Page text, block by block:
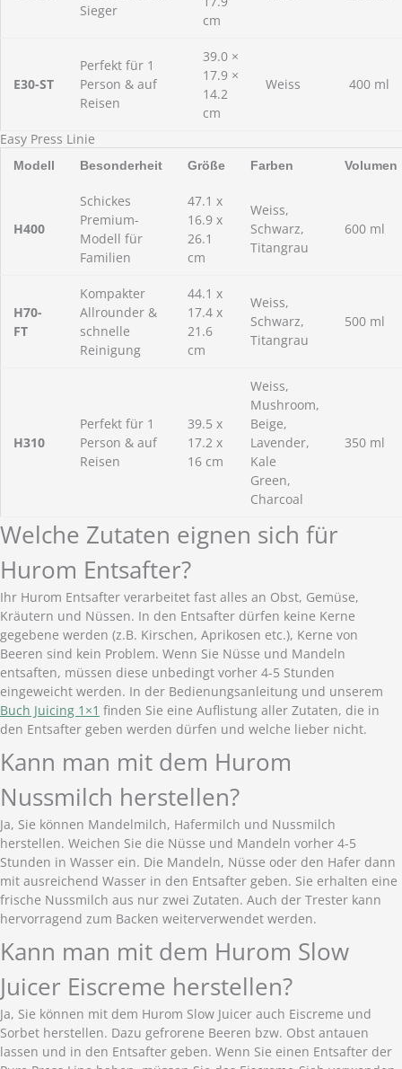
Sieger
cm
E30-ST
Perfekt für 1
Person & auf
Reisen
39.0 ×
17.9 ×
14.2
cm
Weiss 400 ml
Easy Press Linie
Modell Besonderheit Größe Farben Volumen
H400
Schickes
Premium-
Modell für
Familien
47.1 x
16.9 x
26.1
cm
Weiss,
Schwarz,
Titangrau
600 ml
H70-
FT
Kompakter
Allrounder &
schnelle
Reinigung
44.1 x
17.4 x
21.6
cm
Weiss,
Schwarz,
Titangrau
500 ml
H310
Perfekt für 1
Person & auf
Reisen
39.5 x
17.2 x
16 cm
Weiss,
Mushroom,
Beige,
Lavender,
Kale
Green,
Charcoal
350 ml
Welche Zutaten eignen sich für
Hurom Entsafter?
Ihr Hurom Entsafter verarbeitet fast alles an Obst, Gemüse,
Kräutern und Nüssen. In den Entsafter dürfen keine Kerne
gegebene werden (z.B. Kirschen, Aprikosen etc.), Kerne von
Beeren sind kein Problem. Wenn Sie Nüsse und Mandeln
entsaften, müssen diese unbedingt vorher 4-5 Stunden
eingeweicht werden. In der Bedienungsanleitung und unserem
Buch Juicing 1×1 finden Sie eine Auflistung aller Zutaten, die in
den Entsafter geben werden dürfen und welche lieber nicht.
Kann man mit dem Hurom
Nussmilch herstellen?
Ja, Sie können Mandelmilch, Hafermilch und Nussmilch
herstellen. Weichen Sie die Nüsse und Mandeln vorher 4-5
Stunden in Wasser ein. Die Mandeln, Nüsse oder den Hafer dann
mit ausreichend Wasser in den Entsafter geben. Sie erhalten eine
frische Nussmilch aus nur zwei Zutaten. Auch der Trester kann
hervorragend zum Backen weiterverwendet werden.
Kann man mit dem Hurom Slow
Juicer Eiscreme herstellen?
Ja, Sie können mit dem Hurom Slow Juicer auch Eiscreme und
Sorbet herstellen. Dazu gefrorene Beeren bzw. Obst antauen
lassen und in den Entsafter geben. Wenn Sie einen Entsafter der